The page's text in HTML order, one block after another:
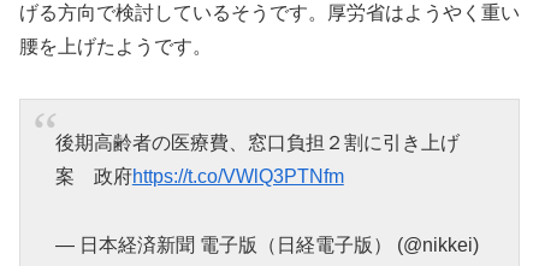
げる方向で検討しているそうです。厚労省はようやく重い
腰を上げたようです。
後期高齢者の医療費、窓口負担２割に引き上げ
案 政府https://t.co/VWlQ3PTNfm
— 日本経済新聞 電子版（日経電子版） (@nikkei)